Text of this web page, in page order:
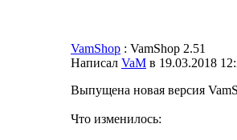
VamShop : VamShop 2.51
Написал VaM в 19.03.2018
Выпущена новая версия
Что изменилось: